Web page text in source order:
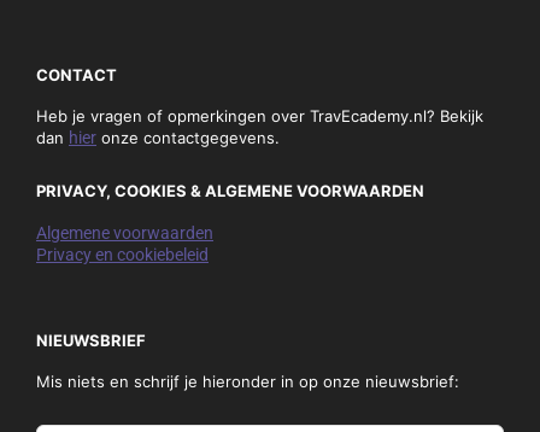
CONTACT
Heb je vragen of opmerkingen over TravEcademy.nl? Bekijk
dan hier onze contactgegevens.
PRIVACY, COOKIES & ALGEMENE VOORWAARDEN
Algemene voorwaarden
Privacy en cookiebeleid
NIEUWSBRIEF
Mis niets en schrijf je hieronder in op onze nieuwsbrief: